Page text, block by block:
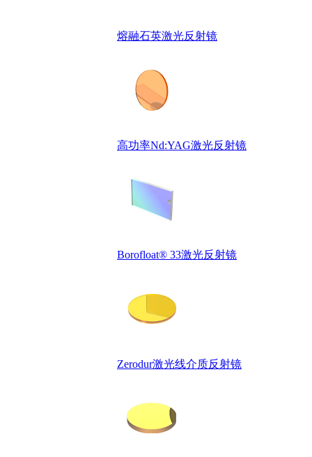
熔融石英激光反射镜
高功率Nd:YAG激光反射镜
Borofloat® 33激光反射镜
Zerodur激光线介质反射镜